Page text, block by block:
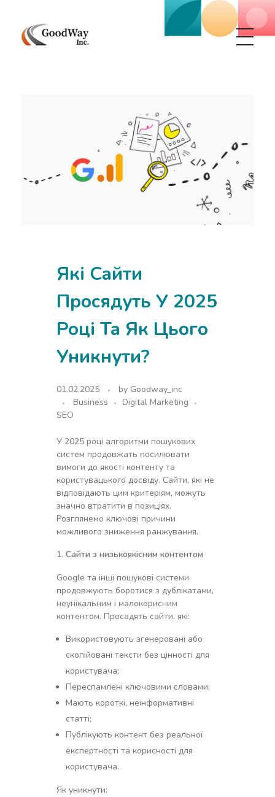
Які Сайти
Просядуть У 2025
Році Та Як Цього
Уникнути?
01.02.2025 by Goodway_inc
Business
Digital Marketing
SEO
У 2025 році алгоритми пошукових
систем продовжать посилювати
вимоги до якості контенту та
користувацького досвіду. Сайти, які не
відповідають цим критеріям, можуть
значно втратити в позиціях.
Розглянемо ключові причини
можливого зниження ранжування.
Сайти з низькоякісним контентом
Google та інші пошукові системи
продовжують боротися з дублікатами,
неунікальним і малокорисним
контентом. Просадять сайти, які:
Використовують згенеровані або
скопійовані тексти без цінності для
користувача;
Переспамлені ключовими словами;
Мають короткі, неінформативні
статті;
Публікують контент без реальної
експертності та корисності для
користувача.
Як уникнути: